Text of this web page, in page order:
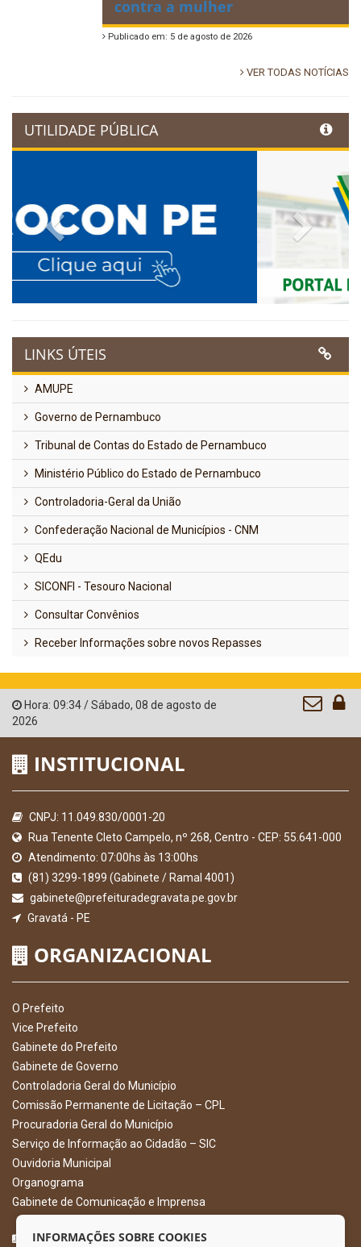
contra a mulher
Publicado em: 5 de agosto de 2026
VER TODAS NOTÍCIAS
UTILIDADE PÚBLICA
Previous Next
LINKS ÚTEIS
AMUPE
Governo de Pernambuco
Tribunal de Contas do Estado de Pernambuco
Ministério Público do Estado de Pernambuco
Controladoria-Geral da União
Confederação Nacional de Municípios - CNM
QEdu
SICONFI - Tesouro Nacional
Consultar Convênios
Receber Informações sobre novos Repasses
Hora: 09:34/Sábado, 08 de agosto de
2026
INSTITUCIONAL
CNPJ: 11.049.830/0001-20
Rua Tenente Cleto Campelo, nº 268, Centro - CEP: 55.641-000
Atendimento: 07:00hs às 13:00hs
(81) 3299-1899 (Gabinete / Ramal 4001)
gabinete@prefeituradegravata.pe.gov.br
Gravatá - PE
ORGANIZACIONAL
O Prefeito
Vice Prefeito
Gabinete do Prefeito
Gabinete de Governo
Controladoria Geral do Município
Comissão Permanente de Licitação – CPL
Procuradoria Geral do Município
Serviço de Informação ao Cidadão – SIC
Ouvidoria Municipal
Organograma
Gabinete de Comunicação e Imprensa
CURTA NOSSA FAN PAGE
INFORMAÇÕES SOBRE COOKIES